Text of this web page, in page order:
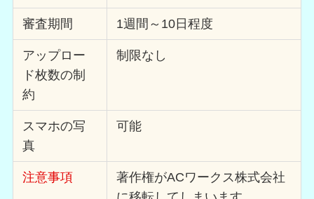
審査期間 1週間～10日程度
アップロー
ド枚数の制
約
制限なし
スマホの写
真
可能
注意事項
著作権がACワークス株式会社